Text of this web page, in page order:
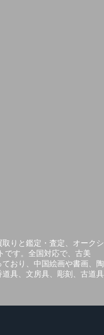
りと鑑定・査定、オークシ
です。全国対応で、古美
おり、中国絵画や書画、陶
具、文房具、彫刻、古道具